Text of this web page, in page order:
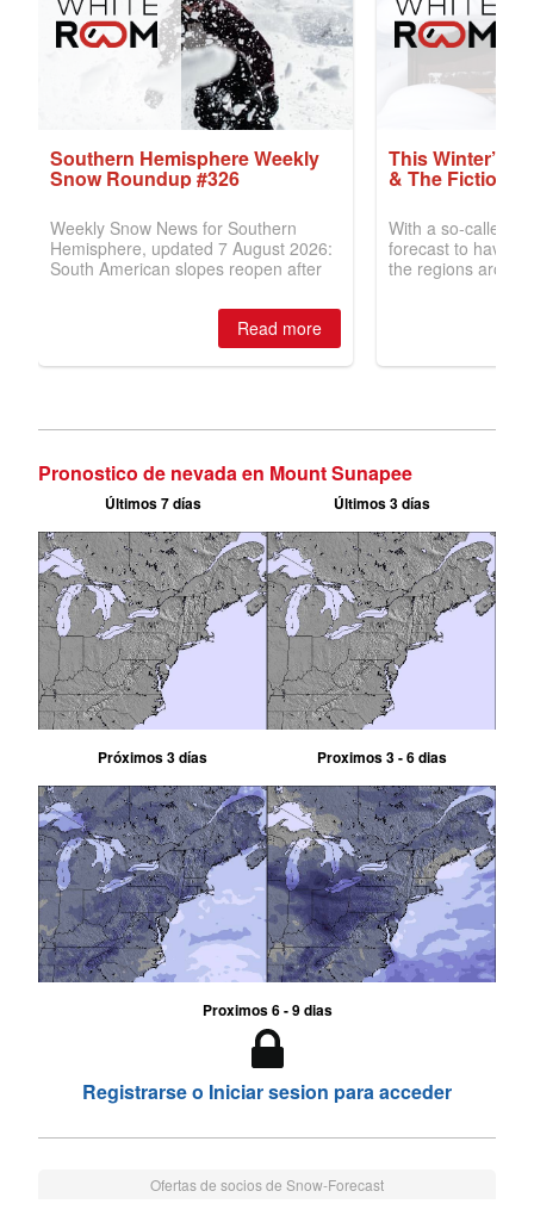
Pronostico de nevada en Mount Sunapee
Últimos 7 días Últimos 3 días
Próximos 3 días Proximos 3 - 6 dias
Proximos 6 - 9 dias
Registrarse o Iniciar sesion para acceder
Ofertas de socios de Snow-Forecast